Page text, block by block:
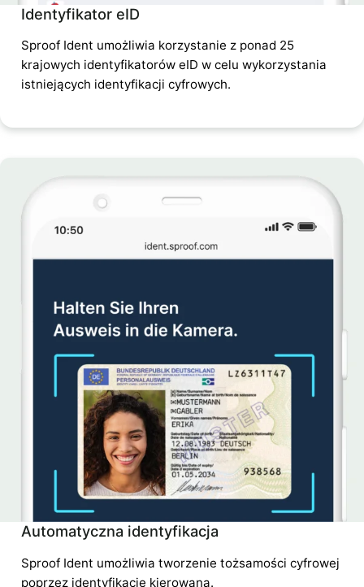
Identyfikator eID
Sproof Ident umożliwia korzystanie z ponad 25
krajowych identyfikatorów eID w celu wykorzystania
istniejących identyfikacji cyfrowych.
Automatyczna identyfikacja
Sproof Ident umożliwia tworzenie tożsamości cyfrowej
poprzez identyfikację kierowaną.